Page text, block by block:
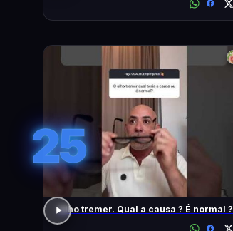
25
Olho tremer. Qual a causa ? É normal ?